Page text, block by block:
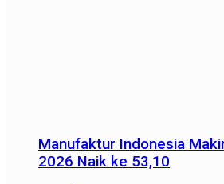
Manufaktur Indonesia
2026 Naik ke 53,10